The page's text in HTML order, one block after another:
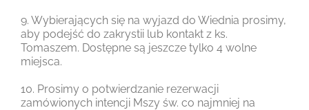
9. Wybierających się na wyjazd do Wiednia prosimy,
aby podejść do zakrystii lub kontakt z ks.
Tomaszem. Dostępne są jeszcze tylko 4 wolne
miejsca.
10. Prosimy o potwierdzanie rezerwacji
zamówionych intencji Mszy św. co najmniej na